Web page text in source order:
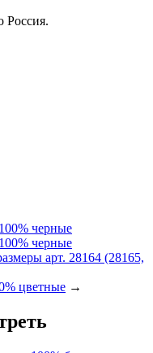
Россия.
арт. 28164 (28165,
цветные →